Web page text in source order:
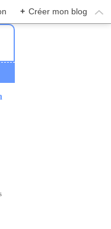
+ Créer mon blog